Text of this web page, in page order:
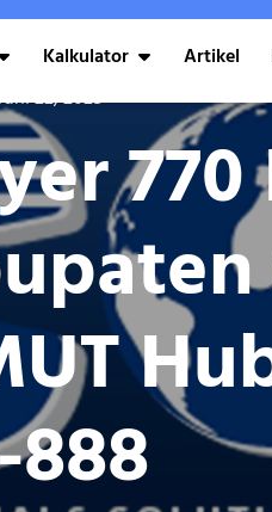
Kalkulator Artikel
22, 2025
770
888